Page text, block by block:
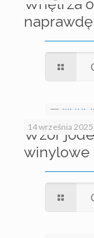
Wnętrza
14 września 2025
Wzór
winylowe